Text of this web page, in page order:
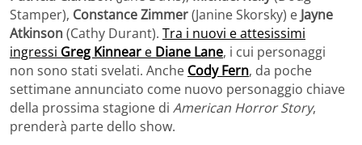
Stamper), Constance Zimmer(Janine Skorsky) e Jayne
Atkinson(Cathy Durant). Tra i nuovi e attesissimi
ingressi Greg Kinnear e Diane Lane, i cui personaggi
non sono stati svelati. Anche Cody Fern, da poche
settimane annunciato come nuovo personaggio chiave
della prossima stagione di American Horror Story,
prenderà parte dello show.